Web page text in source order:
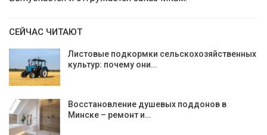
СЕЙЧАС ЧИТАЮТ
Листовые подкормки сельскохозяйственных
культур: почему они…
Восстановление душевых поддонов в
Минске – ремонт и…